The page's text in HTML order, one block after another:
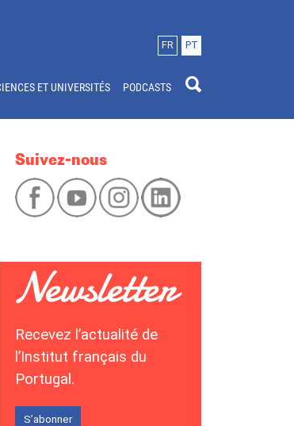
FR PT
ET UNIVERSITÉS PODCASTS
Suivez-nous
Recevez l’actualité de
l’Institut français du
Portugal.
S’abonner